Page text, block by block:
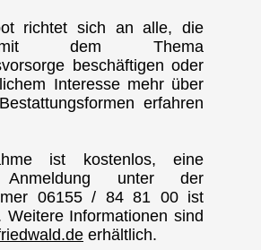
richtet sich an alle, die
dem Thema
beschäftigen oder
Interesse mehr über
erfahren
ist kostenlos, eine
Anmeldung unter der
06155 / 84 81 00 ist
Weitere Informationen sind
erhältlich.